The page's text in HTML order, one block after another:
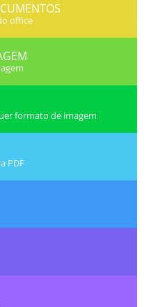
office
formato de imagem
PDF